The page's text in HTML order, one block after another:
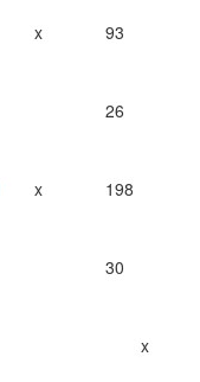
x 93
26
x 198
30
x